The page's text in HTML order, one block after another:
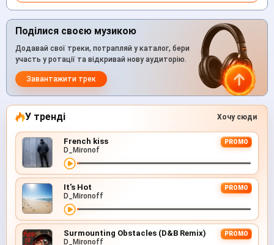
Поділися своєю музикою
Додавай свої треки, потрапляй у каталог, бери
участь у ротації та відкривай нову аудиторію.
Завантажити трек
У тренді Хочу сюди
French kiss PROMO
D_Mironof
It's Hot PROMO
D_Mironoff
Surmounting Obstacles (D&B Remix) PROMO
D_Mironoff